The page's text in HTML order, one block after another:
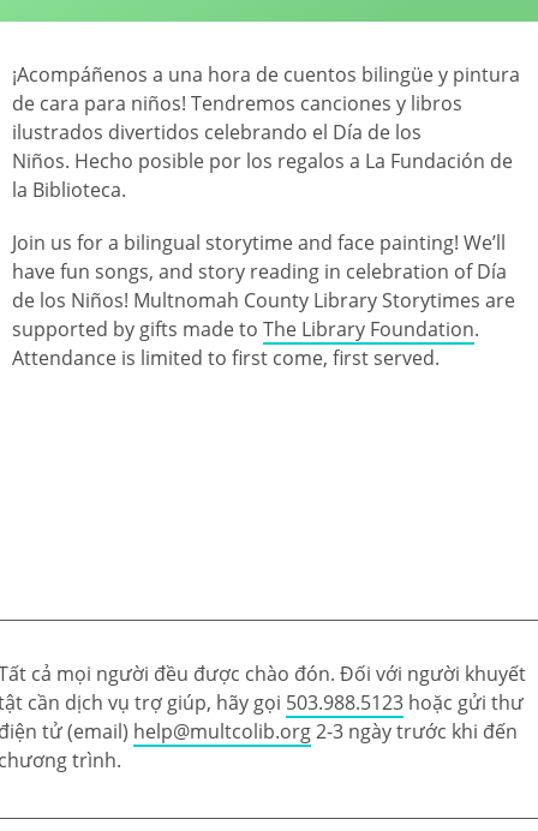
¡Acompáñenos a una hora de cuentos bilingüe y pintura
de cara para niños! Tendremos canciones y libros
ilustrados divertidos celebrando el Día de los
Niños. Hecho posible por los regalos a La Fundación de
la Biblioteca.
Join us for a bilingual storytime and face painting! We’ll
have fun songs, and story reading in celebration of Día
de los Niños! Multnomah County Library Storytimes are
supported by gifts made to The Library Foundation.
Attendance is limited to first come, first served.
cả mọi người đều được chào đón. Đối với người khuyết
cần dịch vụ trợ giúp, hãy gọi 503.988.5123 hoặc gửi thư
tử (email) help@multcolib.org2-3 ngày trước khi đến
trình.